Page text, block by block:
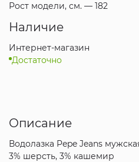
Рост модели, см. — 182
Наличие
Интернет-магазин
Достаточно
Описание
Водолазка Pepe Jeans
3% шерсть, 3% кашемир